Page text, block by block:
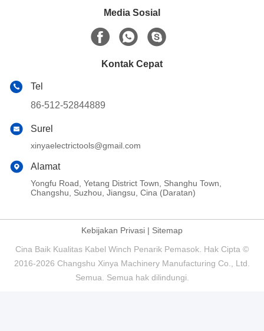
Media Sosial
Kontak Cepat
Tel
86-512-52844889
Surel
xinyaelectrictools@gmail.com
Alamat
Yongfu Road, Yetang District Town, Shanghu Town,
Changshu, Suzhou, Jiangsu, Cina (Daratan)
Kebijakan Privasi | Sitemap
Cina Baik Kualitas Kabel Winch Penarik Pemasok. Hak Cipta ©
2016-2026 Changshu Xinya Machinery Manufacturing Co., Ltd.
Semua. Semua hak dilindungi.